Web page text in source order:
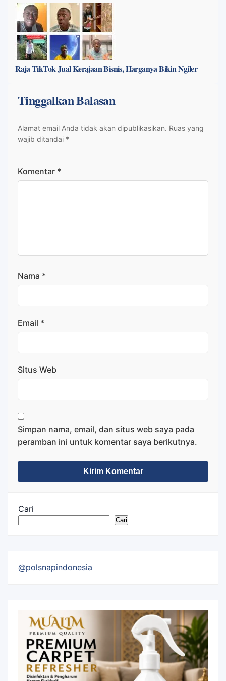
Raja TikTok Jual Kerajaan Bisnis, Harganya Bikin Ngiler
Tinggalkan Balasan
Alamat email Anda tidak akan dipublikasikan. Ruas yang
wajib ditandai *
Komentar *
Nama *
Email *
Situs Web
Simpan nama, email, dan situs web saya pada
peramban ini untuk komentar saya berikutnya.
Cari
Cari
@polsnapindonesia